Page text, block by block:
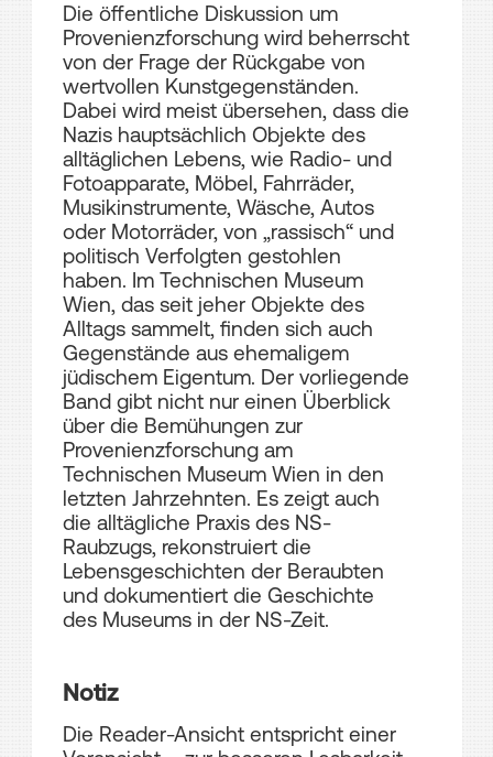
Die öffentliche Diskussion um
Provenienzforschung wird beherrscht
von der Frage der Rückgabe von
wertvollen Kunstgegenständen.
Dabei wird meist übersehen, dass die
Nazis hauptsächlich Objekte des
alltäglichen Lebens, wie Radio- und
Fotoapparate, Möbel, Fahrräder,
Musikinstrumente, Wäsche, Autos
oder Motorräder, von „rassisch“ und
politisch Verfolgten gestohlen
haben. Im Technischen Museum
Wien, das seit jeher Objekte des
Alltags sammelt, finden sich auch
Gegenstände aus ehemaligem
jüdischem Eigentum. Der vorliegende
Band gibt nicht nur einen Überblick
über die Bemühungen zur
Provenienzforschung am
Technischen Museum Wien in den
letzten Jahrzehnten. Es zeigt auch
die alltägliche Praxis des NS-
Raubzugs, rekonstruiert die
Lebensgeschichten der Beraubten
und dokumentiert die Geschichte
des Museums in der NS-Zeit.
Notiz
Die Reader-Ansicht entspricht einer